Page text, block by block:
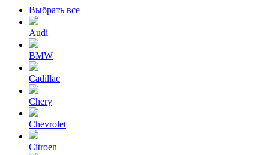
Выбрать все
Audi
BMW
Cadillac
Chery
Chevrolet
Citroen